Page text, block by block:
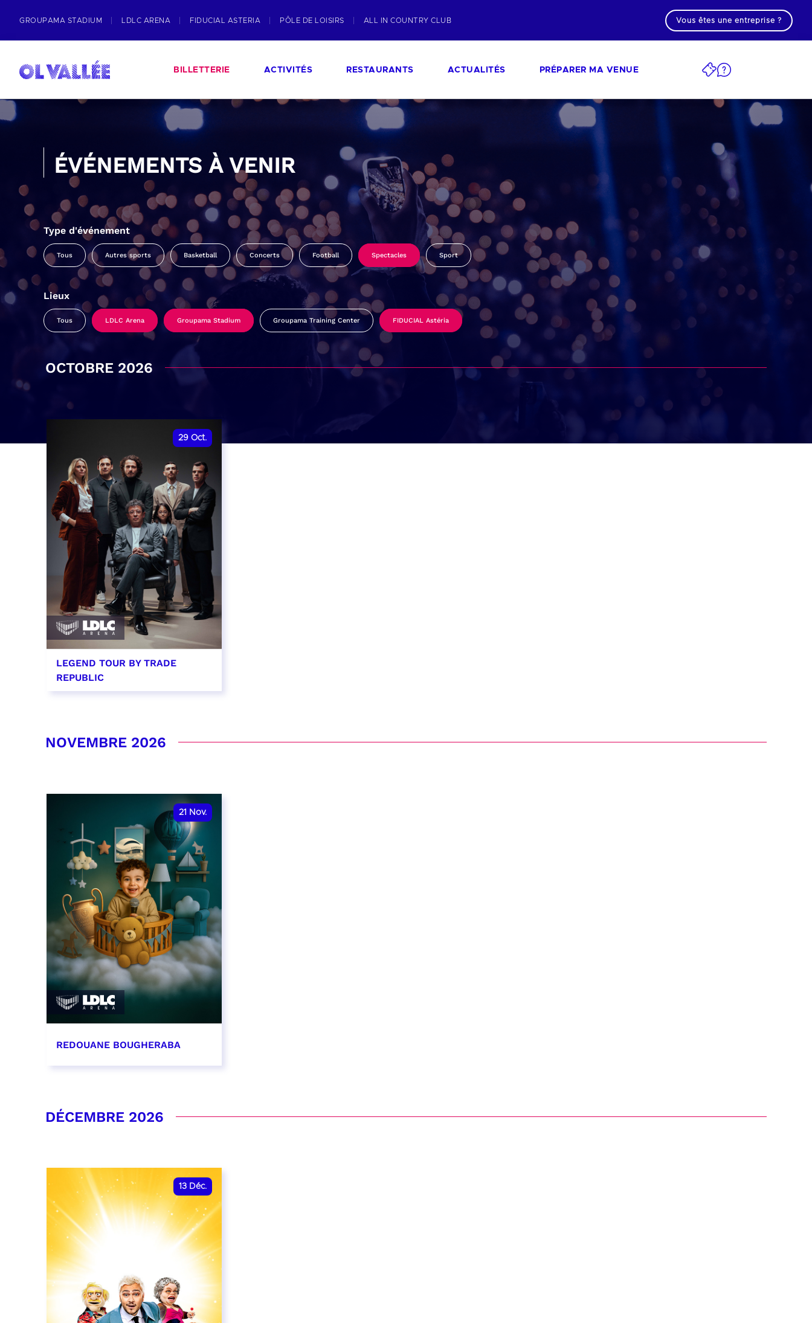
GROUPAMA STADIUM LDLC ARENA FIDUCIAL ASTERIA PÔLE DE LOISIRS ALL IN COUNTRY CLUB Vous êtes une entreprise ?
BILLETTERIE ACTIVITÉS RESTAURANTS ACTUALITÉS PRÉPARER MA VENUE
ÉVÉNEMENTS À VENIR
Type d'événement
Tous Autres sports Basketball Concerts Football Spectacles Sport
Lieux
Tous LDLC Arena Groupama Stadium Groupama Training Center FIDUCIAL Astéria
OCTOBRE 2026
29 Oct.
LEGEND TOUR BY TRADE
REPUBLIC
NOVEMBRE 2026
21 Nov.
REDOUANE BOUGHERABA
DÉCEMBRE 2026
13 Déc.